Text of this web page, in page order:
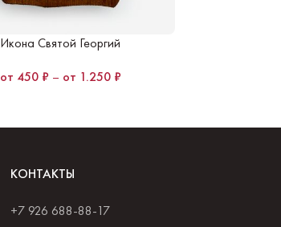
Икона Святой Георгий
450 ₽ – 1.250 ₽
КОНТАКТЫ
+7 926 688-88-17